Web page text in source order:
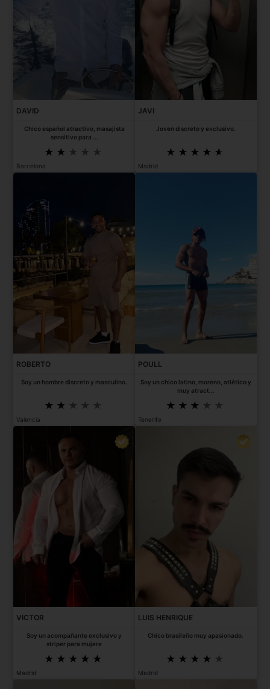
DAVID
Chico español atractivo, masajista
sensitivo para ...
Barcelona
JAVI
Joven discreto y exclusivo.
Madrid
ROBERTO
Soy un hombre discreto y masculino.
Valencia
POULL
Soy un chico latino, moreno, atlético y
muy atract...
Tenerife
VICTOR
Soy un acompañante exclusivo y
striper para mujere
Madrid
LUIS HENRIQUE
Chico brasileño muy apasionado.
Madrid